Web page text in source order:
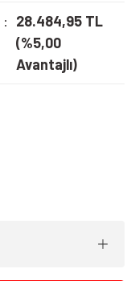
28.484,95 TL
(%5,00
Avantajlı)